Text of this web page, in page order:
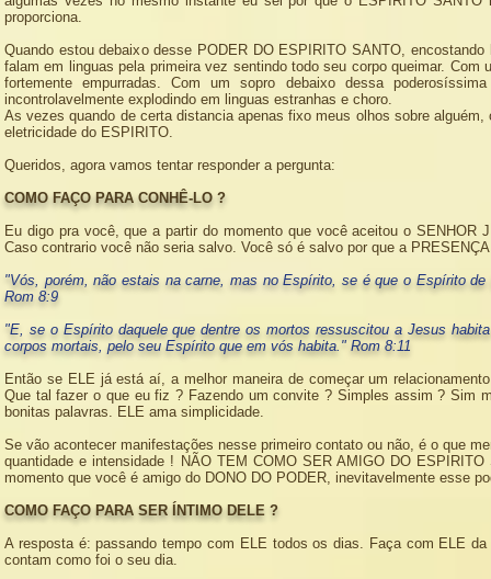
proporciona.
Quando estou debaixo desse PODER DO ESPIRITO SANTO,
falam em linguas pela primeira vez sentindo todo seu corpo queimar.
fortemente empurradas. Com um sopro debaixo dessa
incontrolavelmente explodindo em linguas estranhas e choro.
As vezes quando de certa distancia apenas fixo meus olhos sobre
eletricidade do ESPIRITO.
Queridos, agora vamos tentar responder a pergunta:
COMO FAÇO PARA CONHÊ-LO ?
Eu digo pra você, que a partir do momento que você aceitou o
Caso contrario você não seria salvo. Você só é salvo por que a
"Vós, porém, não estais na carne, mas no Espírito, se é que o Espírito
Rom 8:9
"E, se o Espírito daquele que dentre os mortos ressuscitou a Jesus
corpos mortais, pelo seu Espírito que em vós habita." Rom 8:11
Então se ELE já está aí, a melhor maneira de começar um
Que tal fazer o que eu fiz ? Fazendo um convite ? Simples assim ? Sim
bonitas palavras. ELE ama simplicidade.
Se vão acontecer manifestações nesse primeiro contato ou não, é o que
quantidade e intensidade ! NÃO TEM COMO SER AMIGO DO
momento que você é amigo do DONO DO PODER, inevitavelmente esse
COMO FAÇO PARA SER ÍNTIMO DELE ?
A resposta é: passando tempo com ELE todos os dias. Faça com ELE
contam como foi o seu dia.